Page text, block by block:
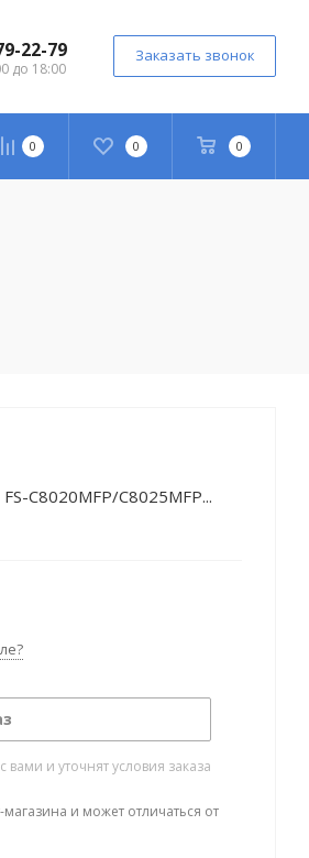
22-79
до 18:00
Заказать звонок
0 0 0
C8020MFP/C8025MFP...
и уточнят условия заказа
и может отличаться от